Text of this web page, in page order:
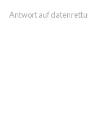
Antwort auf